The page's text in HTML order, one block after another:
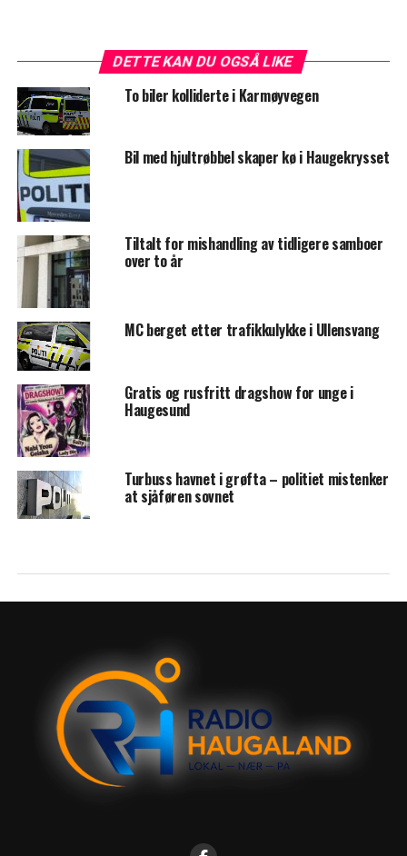
DETTE KAN DU OGSÅ LIKE
To biler kolliderte i Karmøyvegen
Bil med hjultrøbbel skaper kø i Haugekrysset
Tiltalt for mishandling av tidligere samboer
over to år
MC berget etter trafikkulykke i Ullensvang
Gratis og rusfritt dragshow for unge i
Haugesund
Turbuss havnet i grøfta – politiet mistenker
at sjåføren sovnet